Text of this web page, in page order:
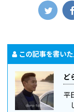
この記事を書い
ど
平